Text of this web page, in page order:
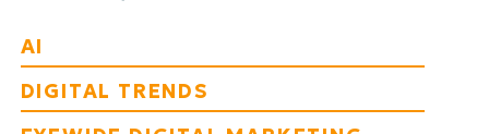
AI
DIGITAL TRENDS